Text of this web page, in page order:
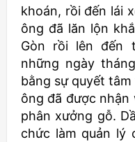
khoán, rồi đến lái
ông đã lăn lộn
Gòn rồi lên đến
những ngày
bằng sự quyết
ông đã được nhận
phân xưởng gỗ.
chức làm quản lý